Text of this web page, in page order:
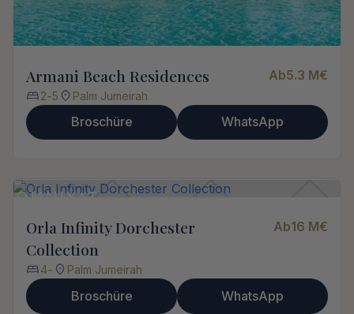
Armani Beach Residences Ab5.3 M€
2-5 Palm Jumeirah
Broschüre WhatsApp
Orla Infinity Dorchester
Collection
Ab16 M€
4- Palm Jumeirah
Broschüre WhatsApp